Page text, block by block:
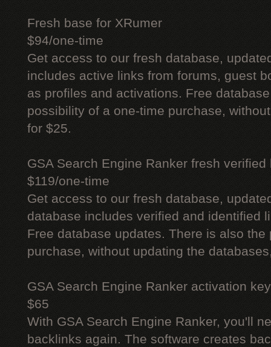
Fresh base for XRumer
$94/one-time
Get access to our fresh database,
includes active links from forums, guest
as profiles and activations. Free
possibility of a one-time purchase,
for $25.
GSA Search Engine Ranker fresh verified
$119/one-time
Get access to our fresh database,
database includes verified and identified
Free database updates. There is also
purchase, without updating the
GSA Search Engine Ranker activation key
$65
With GSA Search Engine Ranker, you'll
backlinks again. The software creates